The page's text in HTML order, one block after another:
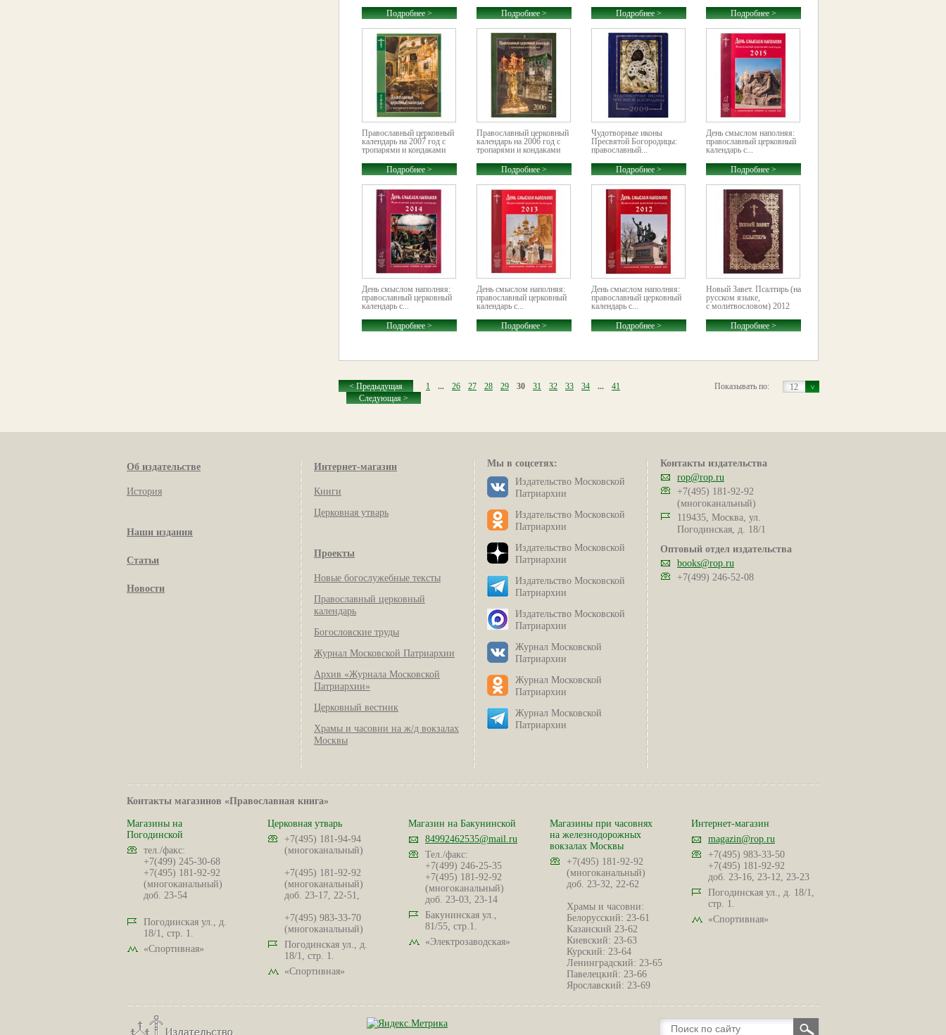
Подробнее >
Подробнее >
Подробнее >
Подробнее >
Православный церковный
календарь на 2007 год с
тропарями и кондаками
Подробнее >
Православный церковный
календарь на 2006 год с
тропарями и кондаками
Подробнее >
Чудотворные иконы
Пресвятой Богородицы:
православный...
Подробнее >
День смыслом наполняя:
православный церковный
календарь с...
Подробнее >
День смыслом наполняя:
православный церковный
календарь с...
Подробнее >
День смыслом наполняя:
православный церковный
календарь с...
Подробнее >
День смыслом наполняя:
православный церковный
календарь с...
Подробнее >
Новый Завет. Псалтирь (на
русском языке,
с молитвословом) 2012
Подробнее >
12
Показывать по:
< Предыдущая 1 ... 26 27 28 29 30 31 32 33 34 ...
41
Следующая >
Об издательстве
История
Наши издания
Статьи
Новости
Интернет-магазин
Книги
Церковная утварь
Проекты
Новые богослужебные тексты
Православный церковный
календарь
Богословские труды
Журнал Московской Патриархии
Архив «Журнала Московской
Патриархии»
Церковный вестник
Храмы и часовни на ж/д вокзалах
Москвы
Мы в соцсетях:
Издательство Московской
Патриархии
Издательство Московской
Патриархии
Издательство Московской
Патриархии
Издательство Московской
Патриархии
Издательство Московской
Патриархии
Журнал Московской
Патриархии
Журнал Московской
Патриархии
Журнал Московской
Патриархии
Контакты издательства
rop@rop.ru
+7(495) 181-92-92
(многоканальный)
119435, Москва, ул.
Погодинская, д. 18/1
Оптовый отдел издательства
books@rop.ru
+7(499) 246-52-08
Контакты магазинов «Православная книга»
Магазины на
Погодинской
тел./факс:
+7(499) 245-30-68
+7(495) 181-92-92
(многоканальный)
доб. 23-54
Погодинская ул., д.
18/1, стр. 1.
«Спортивная»
Церковная утварь
+7(495) 181-94-94
(многоканальный)
+7(495) 181-92-92
(многоканальный)
доб. 23-17, 22-51,
+7(495) 983-33-70
(многоканальный)
Погодинская ул., д.
18/1, стр. 1.
«Спортивная»
Магазин на Бакунинской
84992462535@mail.ru
Тел./факс:
+7(499) 246-25-35
+7(495) 181-92-92
(многоканальный)
доб. 23-03, 23-14
Бакунинская ул.,
81/55, стр.1.
«Электрозаводская»
Магазины при часовнях
на железнодорожных
вокзалах Москвы
+7(495) 181-92-92
(многоканальный)
доб. 23-32, 22-62
Храмы и часовни:
Белорусский: 23-61
Казанский 23-62
Киевский: 23-63
Курский: 23-64
Ленинградский: 23-65
Павелецкий: 23-66
Ярославский: 23-69
Интернет-магазин
magazin@rop.ru
+7(495) 983-33-50
+7(495) 181-92-92
доб. 23-16, 23-12, 23-23
Погодинская ул., д. 18/1,
стр. 1.
«Спортивная»